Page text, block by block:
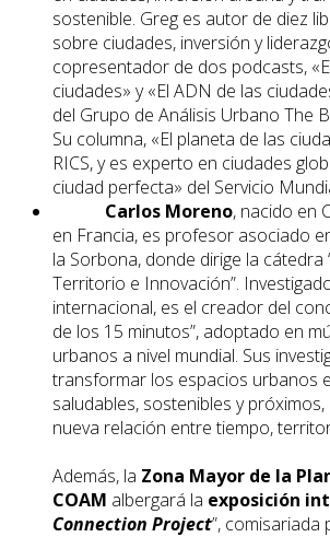
sostenible. Greg es autor de diez
sobre ciudades, inversión y
copresentador de dos podcasts,
ciudades» y «El ADN de las
del Grupo de Análisis Urbano The
Su columna, «El planeta de las
RICS, y es experto en ciudades
ciudad perfecta» del Servicio
Carlos Moreno, nacido en
en Francia, es profesor asociado
la Sorbona, donde dirige la cátedra
Territorio e Innovación”.
internacional, es el creador del
de los 15 minutos”, adoptado en
urbanos a nivel mundial. Sus
transformar los espacios urbanos
saludables, sostenibles y
nueva relación entre tiempo,
Además, la Zona Mayor de la
COAM albergará la exposición
Connection Project”,